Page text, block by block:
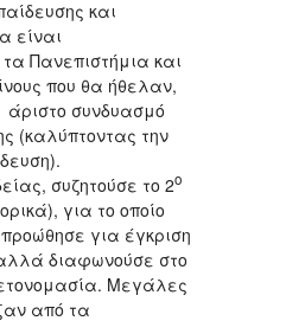
και
είναι
Πανεπιστήμια και
που θα ήθελαν,
συνδυασμό
(καλύπτοντας την
συζητούσε το 2ο
για το οποίο
για έγκριση
διαφωνούσε στο
Μεγάλες
από τα